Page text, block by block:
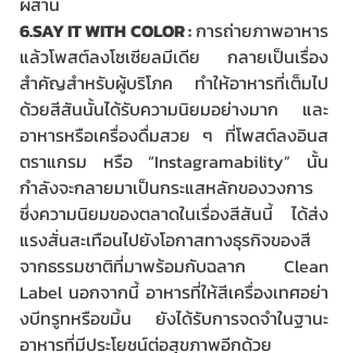
6.SAY IT WITH COLOR : การถ่ายภาพอาหาร
แล้วโพสต์ลงโซเซียลมีเดีย กลายเป็นเรื่อง
สำคัญสำหรับผู้บริโภค ทำให้อาหารที่เต็มไป
ด้วยสีสันนั้นได้รับความนิยมอย่างมาก และ
อาหารหรือเครื่องดื่มสวย ๆ ที่โพสต์ลงอินส
ตราแกรม หรือ “Instagramability” นั้น
กำลังจะกลายมาเป็นกระแสหลักของวงการ
ซึ่งความนิยมของตลาดในเรื่องสีสันนี้ ได้ส่ง
แรงสั่นสะเทือนไปยังโอกาสทางธุรกิจของสี
จากธรรมชาติที่มาพร้อมกับฉลาก Clean
Label นอกจากนี้ อาหารที่ให้สีเครื่องเทศอย่า
งบีทรูทหรือขมิ้น ยังได้รับการจดจำในฐานะ
อาหารที่มีประโยชน์ต่อสุขภาพอีกด้วย